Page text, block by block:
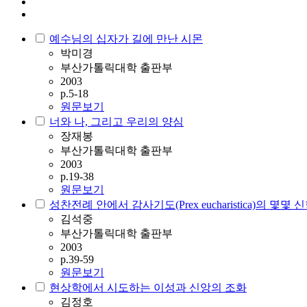
예수님의 십자가 길에 만난 시몬
박미경
부산가톨릭대학 출판부
2003
p.5-18
원문보기
너와 나, 그리고 우리의 양심
장재봉
부산가톨릭대학 출판부
2003
p.19-38
원문보기
성찬전례 안에서 감사기도(Prex eucharistica)의 몇몇
김석중
부산가톨릭대학 출판부
2003
p.39-59
원문보기
현상학에서 시도하는 이성과 신앙의 조화
김정호